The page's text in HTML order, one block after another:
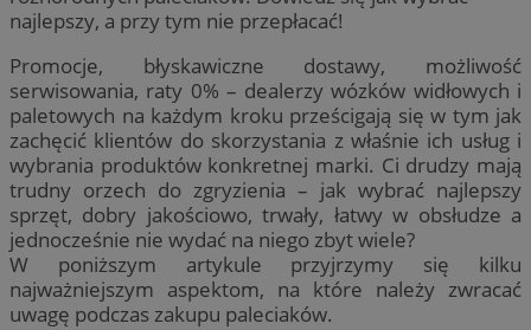
najlepszy, a przy tym nie przepłacać!
Promocje, błyskawiczne dostawy, możliwość
serwisowania, raty 0% – dealerzy wózków widłowych i
paletowych na każdym kroku prześcigają się w tym jak
zachęcić klientów do skorzystania z właśnie ich usług i
wybrania produktów konkretnej marki. Ci drudzy mają
trudny orzech do zgryzienia – jak wybrać najlepszy
sprzęt, dobry jakościowo, trwały, łatwy w obsłudze a
jednocześnie nie wydać na niego zbyt wiele?
W poniższym artykule przyjrzymy się kilku
najważniejszym aspektom, na które należy zwracać
uwagę podczas zakupu paleciaków.